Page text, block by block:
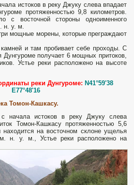
истоков в реку Джуку слева впадает
протяженностью 9,8 километров.
с восточной стороны одноименного
н. у. м.
мощные морены, которые преграждают
и там пробивает себе проходы. С
Дунгуроме получает 6 мощных притоков,
Устье реки расположено на высоте
реки Дунгуроме: N41°59'38
E77°48'16
Томон-Кашкасу.
начала истоков в реку Джуку слева
Томон-Кашкасу протяженностью 5,6
находится на восточном склоне ущелья
н. у. м., Устье реки расположено на